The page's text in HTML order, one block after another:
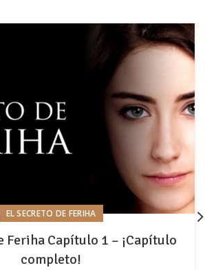
EL SECRETO DE FERIHA
Feriha Capítulo 1 – ¡Capítulo
completo!